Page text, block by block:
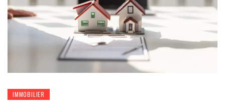
IMMOBILIER